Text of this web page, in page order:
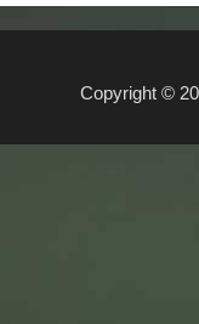
Copyright ©